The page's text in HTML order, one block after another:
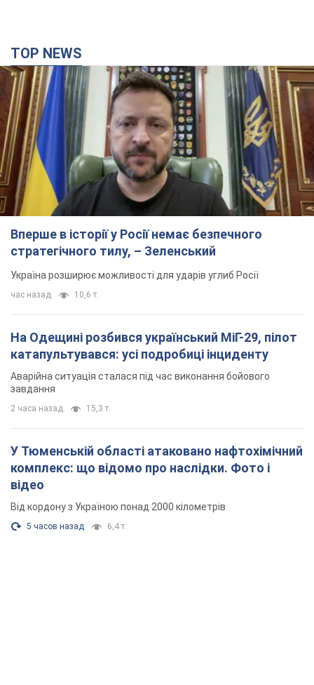
TOP NEWS
Вперше в історії у Росії немає безпечного
стратегічного тилу, – Зеленський
Україна розширює можливості для ударів углиб Росії
час назад 10,6 т.
На Одещині розбився український МіГ-29, пілот
катапультувався: усі подробиці інциденту
Аварійна ситуація сталася під час виконання бойового
завдання
2 часа назад 15,3 т.
У Тюменській області атаковано нафтохімічний
комплекс: що відомо про наслідки. Фото і
відео
Від кордону з Україною понад 2000 кілометрів
5 часов назад 6,4 т.